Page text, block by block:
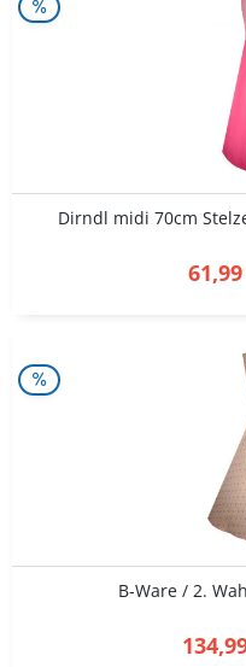
Dirndl midi 70cm
B-Ware / 2.